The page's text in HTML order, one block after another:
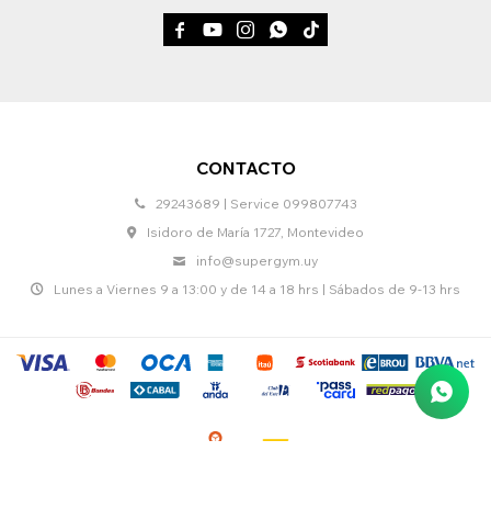
CONTACTO
29243689 | Service 099807743
Isidoro de María 1727, Montevideo
info@supergym.uy
Lunes a Viernes 9 a 13:00 y de 14 a 18 hrs | Sábados de 9-13 hrs
    